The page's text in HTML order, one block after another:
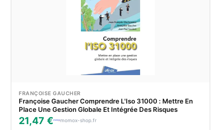
FRANÇOISE GAUCHER
Françoise Gaucher Comprendre L'Iso 31000 : Mettre En
Place Une Gestion Globale Et Intégrée Des Risques
21,47 € momox-shop.fr